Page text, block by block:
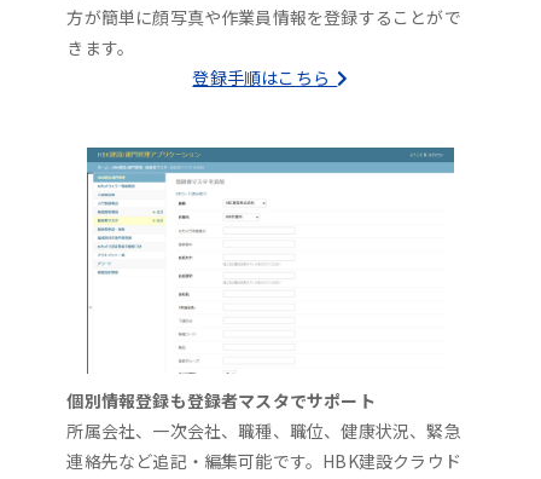
方が簡単に顔写真や作業員情報を登録することがで
きます。
登録手順はこちら
個別情報登録も登録者マスタでサポート
所属会社、一次会社、職種、職位、健康状況、緊急
連絡先など追記・編集可能です。HBK建設クラウド